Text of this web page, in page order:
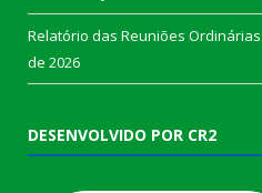
Relatório das Reuniões
de 2026
DESENVOLVIDO POR CR2